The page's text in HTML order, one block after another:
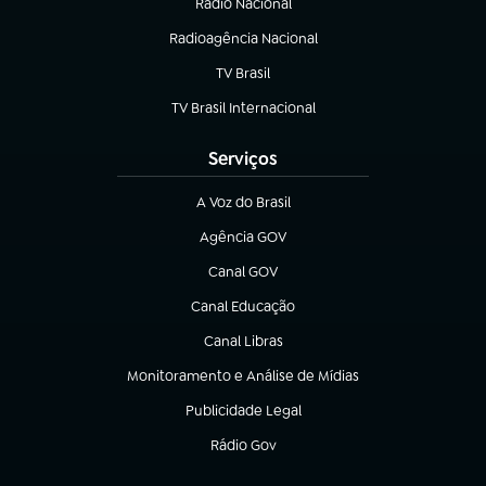
Rádio Nacional
(abre em nova aba)
Radioagência Nacional
(abre em nova aba)
TV Brasil
(abre em nova aba)
TV Brasil Internacional
(abre em nova aba)
Serviços
A Voz do Brasil
(abre em nova aba)
Agência GOV
(abre em nova aba)
Canal GOV
(abre em nova aba)
Canal Educação
(abre em nova aba)
Canal Libras
(abre em nova aba)
Monitoramento e Análise de Mídias
(abre em nova aba)
Publicidade Legal
(abre em nova aba)
Rádio Gov
(abre em nova aba)